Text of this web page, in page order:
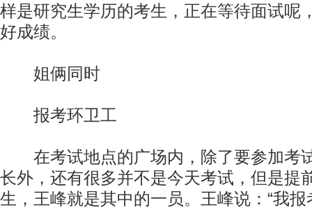
样是研究生学历的考生，正在等待面试呢
好成绩。
姐俩同时
报考环卫工
在考试地点的广场内，除了要参加考
长外，还有很多并不是今天考试，但是提
生，王峰就是其中的一员。王峰说：“我